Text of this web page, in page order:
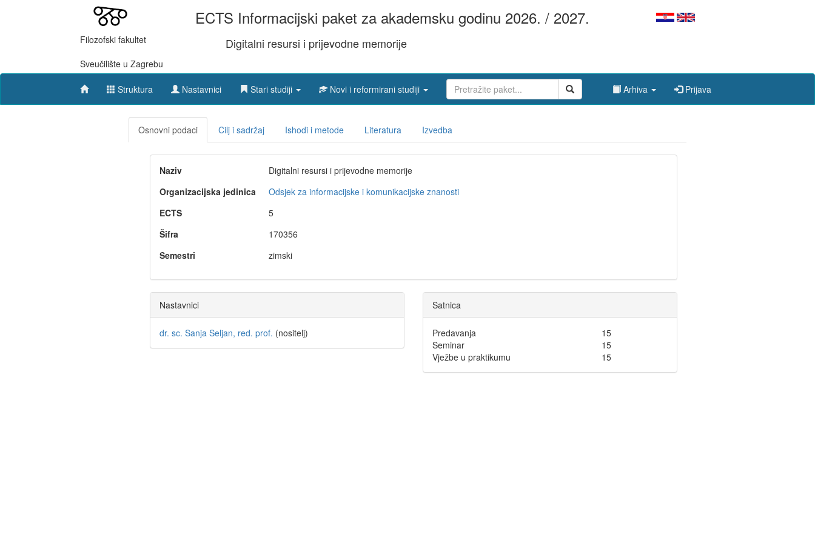
Filozofski fakultet
Sveučilište u Zagrebu
ECTS Informacijski paket za akademsku godinu 2026. / 2027.
Digitalni resursi i prijevodne memorije
Struktura Nastavnici Stari studiji Novi i reformirani studiji Arhiva Prijava
Osnovni podaci Cilj i sadržaj Ishodi i metode Literatura Izvedba
Naziv
Digitalni resursi i prijevodne memorije
Organizacijska jedinica
Odsjek za informacijske i komunikacijske znanosti
ECTS
5
Šifra
170356
Semestri
zimski
Nastavnici
dr. sc. Sanja Seljan, red. prof. (nositelj)
Satnica
Predavanja
15
Seminar
15
Vježbe u praktikumu
15